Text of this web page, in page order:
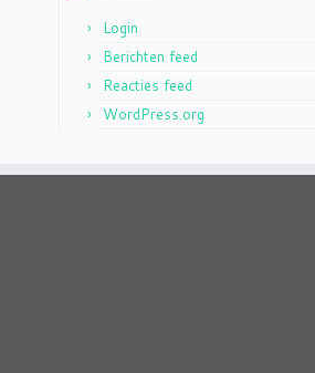
Login
Berichten feed
Reacties feed
WordPress.org